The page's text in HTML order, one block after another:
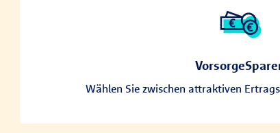
Wählen Sie zwischen attraktiven
Mit der R+V-AnsparKombi Safe+Smart können
Kapital. Das Verhältnis zwischen sicherem
wählbar, wobei mindestens die Hälfte des